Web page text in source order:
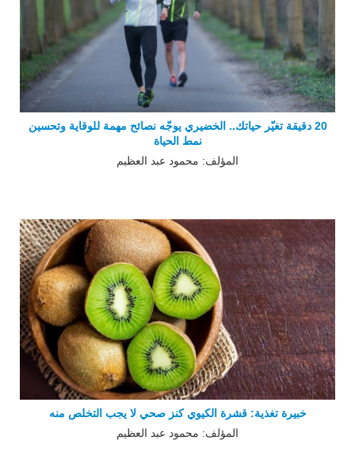
20 دقيقة تغيّر حياتك.. الخضيري يوجّه نصائح مهمة للوقاية وتحسين
نمط الحياة
المؤلف: محمود عبد العظيم
خبيرة تغذية: قشرة الكيوي كنز صحي لا يجب التخلص منه
المؤلف: محمود عبد العظيم